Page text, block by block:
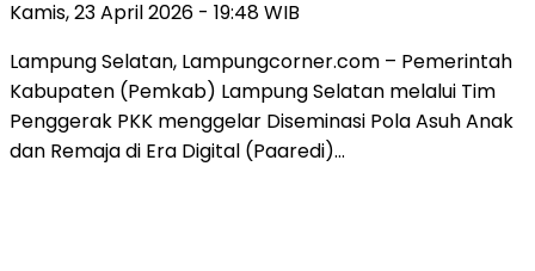
Kamis, 23 April 2026 - 19:48 WIB
Lampung Selatan, Lampungcorner.com – Pemerintah
Kabupaten (Pemkab) Lampung Selatan melalui Tim
Penggerak PKK menggelar Diseminasi Pola Asuh Anak
dan Remaja di Era Digital (Paaredi)…